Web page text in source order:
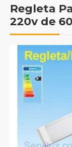
Regleta
220v de